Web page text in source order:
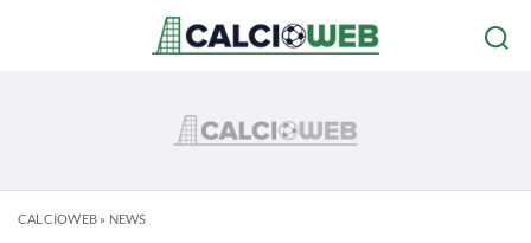
CALCIOWEB» NEWS